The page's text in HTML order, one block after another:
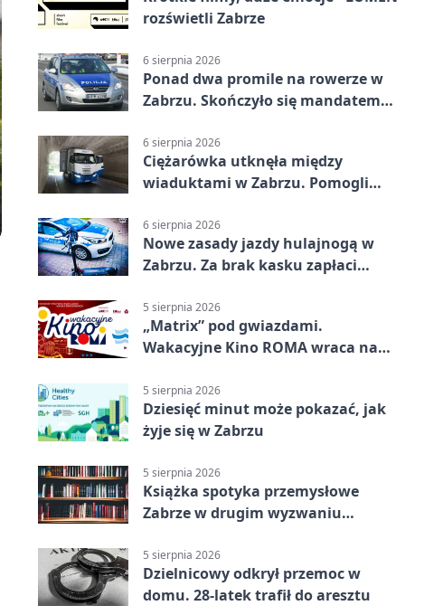
rozświetli Zabrze
6 sierpnia 2026
Ponad dwa promile na rowerze w
Zabrzu. Skończyło się mandatem
6 sierpnia 2026
Ciężarówka utknęła między
wiaduktami w Zabrzu. Pomogli
6 sierpnia 2026
Nowe zasady jazdy hulajnogą w
Zabrzu. Za brak kasku zapłaci
5 sierpnia 2026
„Matrix” pod gwiazdami.
Wakacyjne Kino ROMA wraca na
5 sierpnia 2026
Dziesięć minut może pokazać, jak
żyje się w Zabrzu
5 sierpnia 2026
Książka spotyka przemysłowe
Zabrze w drugim wyzwaniu
5 sierpnia 2026
Dzielnicowy odkrył przemoc w
domu. 28-latek trafił do aresztu